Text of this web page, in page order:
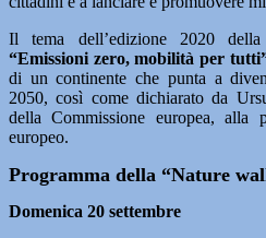
Il tema dell’edizione 2020
“Emissioni zero, mobilità per
di un continente che punta a
2050, così come dichiarato da
della Commissione europea, alla
europeo.
Programma della “Nature
Domenica 20 settembre